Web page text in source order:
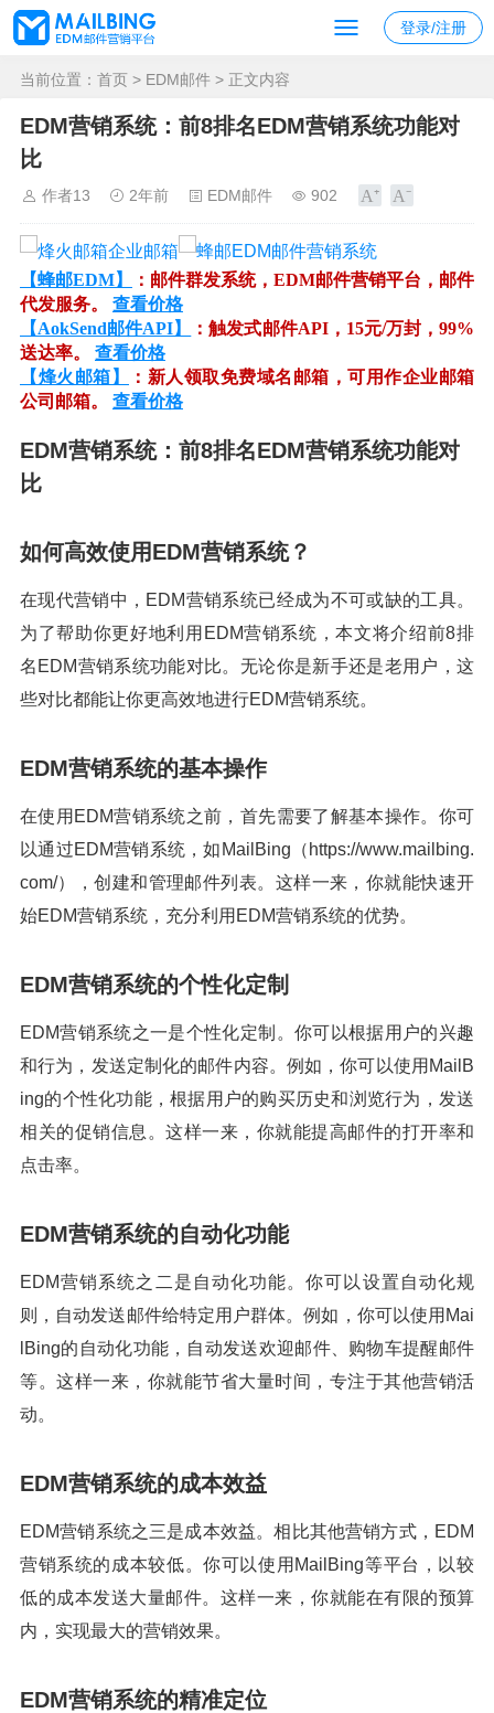
登录/注册
当前位置： 首页 > EDM邮件 > 正文内容
EDM营销系统：前8排名EDM营销系统功能对
比
作者13 2年前 EDM邮件 902
【蜂邮EDM】
：邮件群发系统，EDM邮件营销平台，邮件
代发服务。 查看价格
【AokSend邮件API】
：触发式邮件API，15元/万封，99%
送达率。 查看价格
【烽火邮箱】
：新人领取免费域名邮箱，可用作企业邮箱
公司邮箱。 查看价格
EDM营销系统：前8排名EDM营销系统功能对
比
如何高效使用EDM营销系统？
在现代营销中，EDM营销系统已经成为不可或缺的工具。
为了帮助你更好地利用EDM营销系统，本文将介绍前8排
名EDM营销系统功能对比。无论你是新手还是老用户，这
些对比都能让你更高效地进行EDM营销系统。
EDM营销系统的基本操作
在使用EDM营销系统之前，首先需要了解基本操作。你可
以通过EDM营销系统，如MailBing（https://www.mailbing.
com/），创建和管理邮件列表。这样一来，你就能快速开
始EDM营销系统，充分利用EDM营销系统的优势。
EDM营销系统的个性化定制
EDM营销系统之一是个性化定制。你可以根据用户的兴趣
和行为，发送定制化的邮件内容。例如，你可以使用MailB
ing的个性化功能，根据用户的购买历史和浏览行为，发送
相关的促销信息。这样一来，你就能提高邮件的打开率和
点击率。
EDM营销系统的自动化功能
EDM营销系统之二是自动化功能。你可以设置自动化规
则，自动发送邮件给特定用户群体。例如，你可以使用Mai
lBing的自动化功能，自动发送欢迎邮件、购物车提醒邮件
等。这样一来，你就能节省大量时间，专注于其他营销活
动。
EDM营销系统的成本效益
EDM营销系统之三是成本效益。相比其他营销方式，EDM
营销系统的成本较低。你可以使用MailBing等平台，以较
低的成本发送大量邮件。这样一来，你就能在有限的预算
内，实现最大的营销效果。
EDM营销系统的精准定位